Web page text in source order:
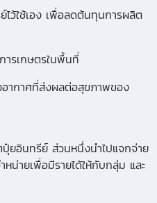
ว้ใช้เอง เพื่อลดต้นทุนการผลิต
ารเกษตรในพื้นที่
กาศที่ส่งผลต่อสุขภาพของ
ยอินทรีย์ ส่วนหนึ่งนำไปแจกจ่าย
น่ายเพื่อมีรายได้ให้กับกลุ่ม และ